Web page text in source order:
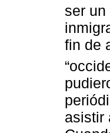
ser
fin de
asistir